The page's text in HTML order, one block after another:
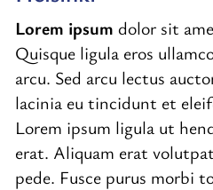
Lorem ipsum dolor sit
Quisque ligula eros
arcu. Sed arcu lectus
lacinia eu tincidunt et
Lorem ipsum ligula ut
erat. Aliquam erat
pede. Fusce purus morbi